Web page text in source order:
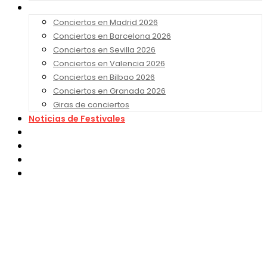
Conciertos en Madrid 2026
Conciertos en Barcelona 2026
Conciertos en Sevilla 2026
Conciertos en Valencia 2026
Conciertos en Bilbao 2026
Conciertos en Granada 2026
Giras de conciertos
Noticias de Festivales